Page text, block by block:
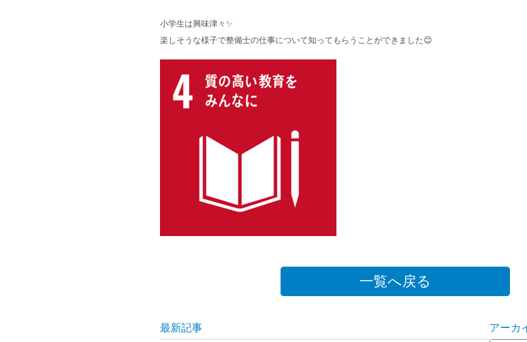
小学生は興味津々✨
楽しそうな様子で整備士の仕事について知ってもらうことができました😊
一覧へ戻る
最新記事 アーカ